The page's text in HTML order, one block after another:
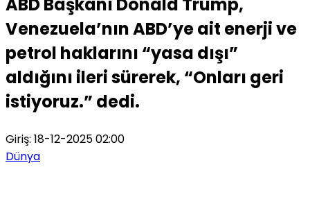
Venezuela’nın ABD’ye ait enerji ve
petrol haklarını “yasa dışı”
aldığını ileri sürerek, “Onları geri
istiyoruz.” dedi.
Giriş: 18-12-2025 02:00
Dünya